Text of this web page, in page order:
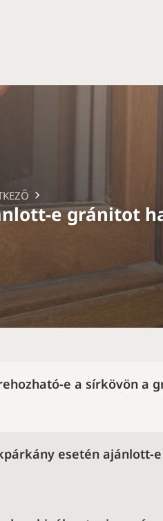
e gránitot
e a sírkövön a
a legtöbb esetben nem
és minták újragyártása
esetén ajánlott-